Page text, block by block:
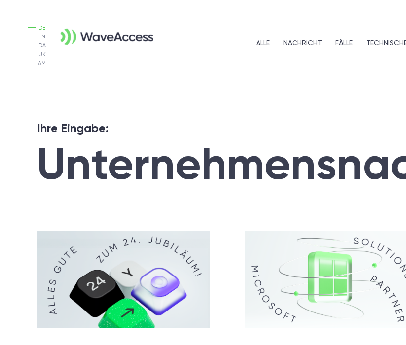
AM
UK
DE
DA
EN
ALLE NACHRICHT FÄLLE
Ihre Eingabe:
Unternehmens
Noch nicht sicher, was Sie
In einer Discovery-Session klären wir Ihre
definieren Ziele und legen das Fundament für